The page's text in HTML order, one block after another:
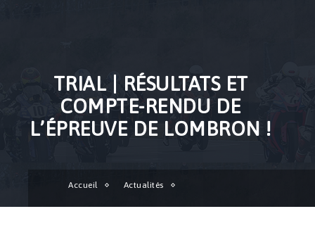
TRIAL | RÉSULTATS ET
COMPTE-RENDU DE
L’ÉPREUVE DE LOMBRON !
Accueil Actualités